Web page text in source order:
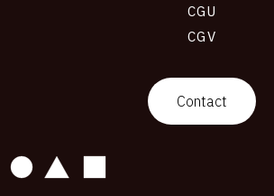
CGU
CGV
Contact